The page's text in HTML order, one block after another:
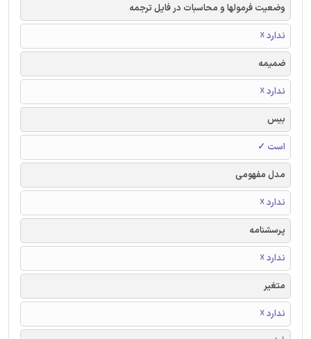
وضعیت فرمولها و محاسبات در فایل ترجمه
ندارد ☓
ضمیمه
ندارد ☓
بیس
است ✓
مدل مفهومی
ندارد ☓
پرسشنامه
ندارد ☓
متغیر
ندارد ☓